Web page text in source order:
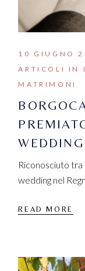
10 GIUGNO
ARTICOLI IN
MATRIMONI
Riconosciuto
wedding nel
READ MORE